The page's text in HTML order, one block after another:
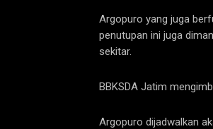
Argopuro yang juga
penutupan ini juga
sekitar.
BBKSDA Jatim
Argopuro dijadwalkan